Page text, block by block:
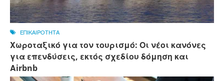
ΕΠΙΚΑΙΡΟΤΗΤΑ
Χωροταξικό για τον τουρισμό: Οι νέοι κανόνες
για επενδύσεις, εκτός σχεδίου δόμηση και
Αirbnb